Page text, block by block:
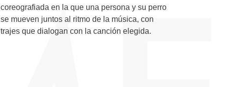
coreografiada en la que una persona y su perro
se mueven juntos al ritmo de la música, con
trajes que dialogan con la canción elegida.